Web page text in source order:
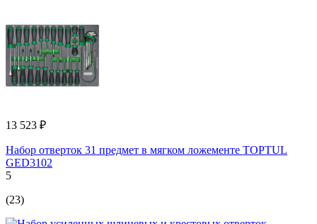
13 523 ₽
Набор отверток 31 предмет в мягком ложементе TOPTUL
GED3102
5
(23)